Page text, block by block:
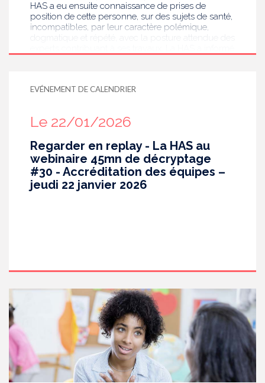
HAS a eu ensuite connaissance de prises de
position de cette personne, sur des sujets de santé,
incompatibles, par leur caractère polémique,
EVÉNEMENT DE CALENDRIER
Le 22/01/2026
Regarder en replay - La HAS au
webinaire 45mn de décryptage
#30 - Accréditation des équipes –
jeudi 22 janvier 2026